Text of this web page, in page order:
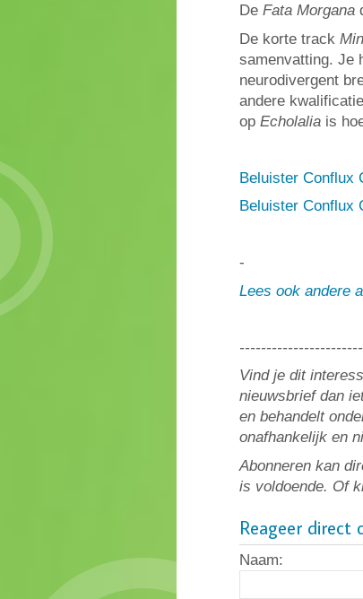
De Fata Morgana
De korte track
samenvatting. Je
neurodivergent
andere
op Echolalia is
Beluister Conflux
Beluister Conflux
-
Lees ook andere
Vind je dit
nieuwsbrief dan
en behandelt
onafhankelijk en
Abonneren kan
is voldoende. Of
Reageer direct
Naam: